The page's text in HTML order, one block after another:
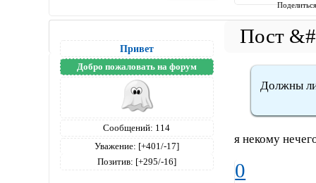
Привет
Добро пожаловать на форум
Сообщений: 114
Уважение: [+401/-17]
Позитив: [+295/-16]
Должны
я некому
0